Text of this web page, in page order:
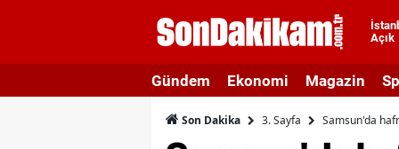
Açık
Gündem Ekonomi Magazin
Son Dakika 3. Sayfa Samsun'da